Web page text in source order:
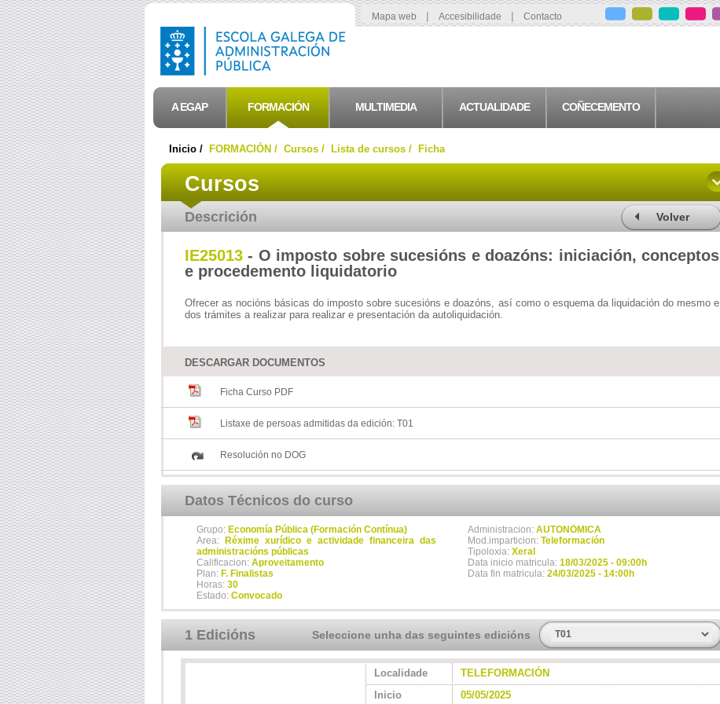
Mapa web | Accesibilidade | Contacto
A EGAP FORMACIÓN MULTIMEDIA ACTUALIDADE COÑECEMENTO
Inicio / FORMACIÓN / Cursos / Lista de cursos / Ficha
Descrición Volver
Cursos
IE25013 - O imposto sobre sucesións e doazóns: iniciación, conceptos
e procedemento liquidatorio
Ofrecer as nocións básicas do imposto sobre sucesións e doazóns, así como o esquema da liquidación do mesmo e
dos trámites a realizar para realizar e presentación da autoliquidación.
DESCARGAR DOCUMENTOS
Ficha Curso PDF
Listaxe de persoas admitidas da edición: T01
Resolución no DOG
Datos Técnicos do curso
Grupo: Economía Pública (Formación Contínua)
Area: Réxime xurídico e actividade financeira das
administracións públicas
Calificacion: Aproveitamento
Plan: F. Finalistas
Horas: 30
Estado: Convocado
Administracion: AUTONÓMICA
Mod.imparticion: Teleformación
Tipoloxia: Xeral
Data inicio matricula: 18/03/2025 - 09:00h
Data fin matricula: 24/03/2025 - 14:00h
1 Edicións Seleccione unha das seguintes edicións
Localidade
TELEFORMACIÓN
Inicio
05/05/2025